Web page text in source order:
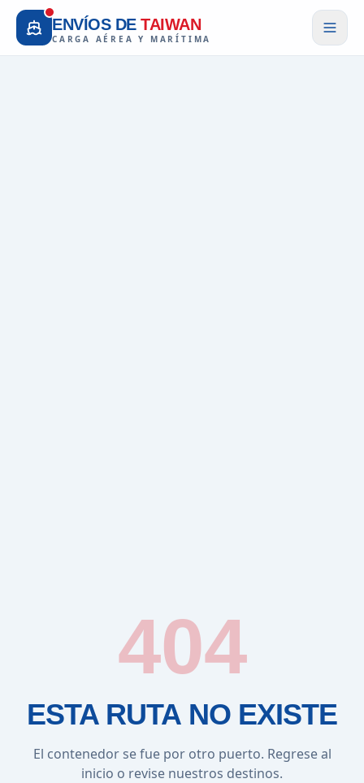
ENVÍOS DE TAIWAN
CARGA AÉREA Y MARÍTIMA
404
ESTA RUTA NO EXISTE
El contenedor se fue por otro puerto. Regrese al
inicio o revise nuestros destinos.